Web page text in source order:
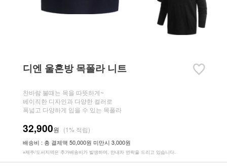
디엔 울혼방 목폴라 니트
찬바람 불때는 목을 따뜻하게~
베이직한 디자인과 다양한 컬러로
폭넓고 다양하게 입을 수 있는 목폴라
32,900원 (1% 적립)
배송비 : 총 결제액 50,000원 미만시 3,000원
※제주/도서지역은 추가배송비가 발생하며, 안내차 연락을 드리고 있습니다.